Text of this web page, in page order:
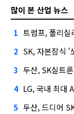
많이 본 산업 뉴스
1 트럼프, 폴리실
2 SK, 자본잠식 '
3 두산, SK실트
4 LG, 국내 최대
5 두산, 드디어